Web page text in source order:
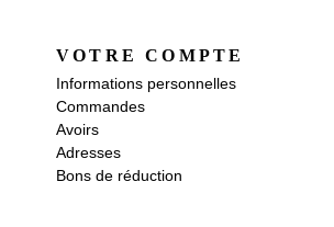
VOTRE COMPTE
Informations personnelles
Commandes
Avoirs
Adresses
Bons de réduction